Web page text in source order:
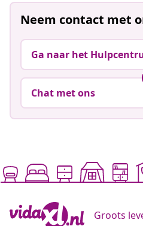
Neem contact met
Ga naar het
Chat met ons
Groots